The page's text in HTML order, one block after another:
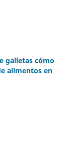
galletas cómo
alimentos en